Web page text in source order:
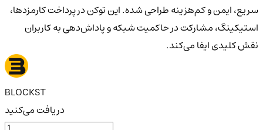
سریع، ایمن و کم‌هزینه طراحی شده. این توکن در پرداخت کارمزدها،
استیکینگ، مشارکت در حاکمیت شبکه و پاداش‌دهی به کاربران
نقش کلیدی ایفا می‌کند.
BLOCKST
دریافت می‌کنید